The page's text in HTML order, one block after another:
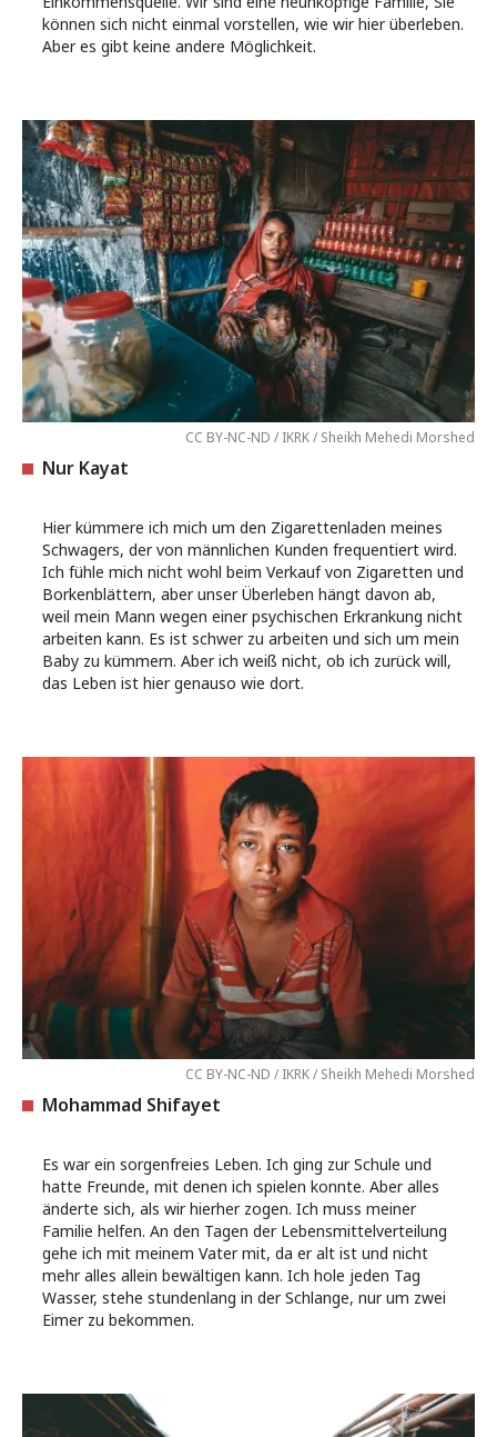
können sich nicht einmal vorstellen, wie wir hier überleben.
Aber es gibt keine andere Möglichkeit.
CC BY-NC-ND / IKRK / Sheikh Mehedi Morshed
Nur Kayat
Hier kümmere ich mich um den Zigarettenladen meines
Schwagers, der von männlichen Kunden frequentiert wird.
Ich fühle mich nicht wohl beim Verkauf von Zigaretten und
Borkenblättern, aber unser Überleben hängt davon ab,
weil mein Mann wegen einer psychischen Erkrankung nicht
arbeiten kann. Es ist schwer zu arbeiten und sich um mein
Baby zu kümmern. Aber ich weiß nicht, ob ich zurück will,
das Leben ist hier genauso wie dort.
CC BY-NC-ND / IKRK / Sheikh Mehedi Morshed
Mohammad Shifayet
Es war ein sorgenfreies Leben. Ich ging zur Schule und
hatte Freunde, mit denen ich spielen konnte. Aber alles
änderte sich, als wir hierher zogen. Ich muss meiner
Familie helfen. An den Tagen der Lebensmittelverteilung
gehe ich mit meinem Vater mit, da er alt ist und nicht
mehr alles allein bewältigen kann. Ich hole jeden Tag
Wasser, stehe stundenlang in der Schlange, nur um zwei
Eimer zu bekommen.